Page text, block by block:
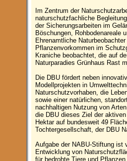
Im Zentrum der
naturschutzfachliche
der Sicherungsarbeiten im
Böschungen, Rohbodenareale
Ehrenamtliche
Pflanzenvorkommen im
Kraniche beobachtet, die auf
Naturparadies Grünhaus Rast
Die DBU fördert neben
Modellprojekten in
Naturschutzvorhaben, die
sowie einer natürlichen,
nachhaltigen Nutzung von
die DBU dieses Ziel der
Hektar auf bundesweit 49
Tochtergesellschaft, der DBU
Aufgabe der NABU-Stiftung ist
Entwicklung von
für bedrohte Tiere und